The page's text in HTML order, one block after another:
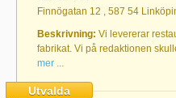
Finnögatan 12 , 587 54
Beskrivning: Vi levererar
fabrikat. Vi på redaktionen
mer ...
Utvalda